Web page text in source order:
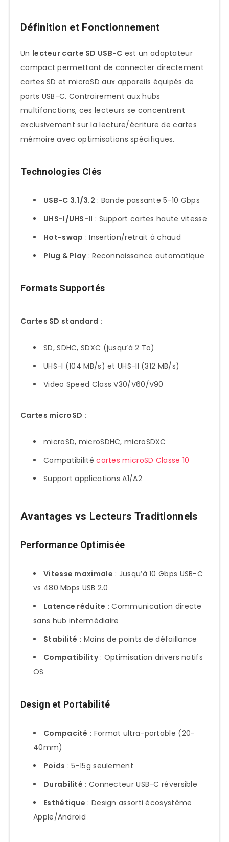
Compatibilité Appareils et Systèmes
Optimisations macOS
Workflow Photographe Mac
iPadOS Fonctionnalités
iPhone 15/16 (USB-C)
Smartphones Android USB-C
Compatibilité OTG
Performances et Vitesses Réelles
Tests Benchmark Comparatifs
Protocole Test Standardisé
Impact Interface sur Performance
Setup macOS (MacBook/iMac)
Première Configuration
Configuration Photos App
Setup iOS/iPadOS
Configuration Files App
Use Cases et Workflows Professionnels
Workflow Capture → Edit →
Gestion Multiple Cartes
Vidéaste 4K/8K
Workflow Production Vidéo
Optimisation Performance Vidéo
Instagram/TikTok/YouTube Shorts
Gestion Cartes SD et Formats
Compatibilité Universelle
Usage
Troubleshooting et Résolution Problèmes
Définition et Fonctionnement
Un lecteur carte SD USB-C est un adaptateur
compact permettant de connecter directement
cartes SD et microSD aux appareils équipés de
ports USB-C. Contrairement aux hubs
multifonctions, ces lecteurs se concentrent
exclusivement sur la lecture/écriture de cartes
mémoire avec optimisations spécifiques.
Technologies Clés
USB-C 3.1/3.2 : Bande passante 5-10 Gbps
UHS-I/UHS-II : Support cartes haute vitesse
Hot-swap : Insertion/retrait à chaud
Plug & Play: Reconnaissance automatique
Formats Supportés
Cartes SD standard :
SD, SDHC, SDXC (jusqu’à 2 To)
UHS-I (104 MB/s) et UHS-II (312 MB/s)
Video Speed Class V30/V60/V90
Cartes microSD :
microSD, microSDHC, microSDXC
Compatibilitécartes microSD Classe 10
Support applications A1/A2
Avantages vs Lecteurs Traditionnels
Performance Optimisée
Vitesse maximale : Jusqu’à 10 Gbps USB-C
vs 480 Mbps USB 2.0
Latence réduite : Communication directe
sans hub intermédiaire
Stabilité : Moins de points de défaillance
Compatibility: Optimisation drivers natifs
OS
Design et Portabilité
Compacité : Format ultra-portable (20-
40mm)
Poids : 5-15g seulement
Durabilité : Connecteur USB-C réversible
Esthétique : Design assorti écosystème
Apple/Android